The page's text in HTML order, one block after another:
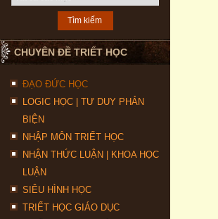
CHUYÊN ĐỀ TRIẾT HỌC
ĐẠO ĐỨC HỌC
LOGIC HỌC | TƯ DUY PHẢN
BIỆN
NHẬP MÔN TRIẾT HỌC
NHẬN THỨC LUẬN | KHOA HỌC
LUẬN
SIÊU HÌNH HỌC
TRIẾT HỌC GIÁO DỤC